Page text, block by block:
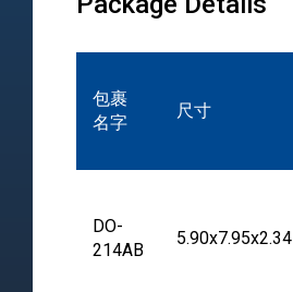
包裹
名字
尺寸
DO-
214AB
5.90x7.95x2.34